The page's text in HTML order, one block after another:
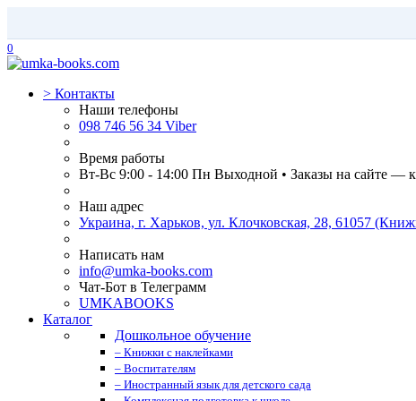
0
> Контакты
Наши телефоны
098 746 56 34 Viber
Время работы
Вт-Вс 9:00 - 14:00 Пн Выходной • Заказы на сайте —
Наш адрес
Украина, г. Харьков, ул. Клочковская, 28, 61057
Написать нам
info@umka-books.com
Чат-Бот в Телеграмм
UMKABOOKS
Каталог
Дошкольное обучение
– Книжки с наклейками
– Воспитателям
– Иностранный язык для детского сада